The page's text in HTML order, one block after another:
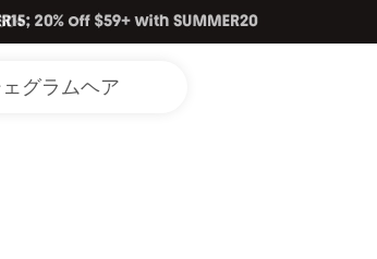
グラムヘア